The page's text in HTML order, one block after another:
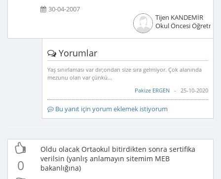
30-04-2007
Tijen KANDEMİR
Okul Öncesi
Yorumlar
Yaş sınırlaması var dır;ondan size sıra gelmiyor. Çok alanında
mezunu olan var çünkü...
Pakize ERGEN - 25-10-2020
Bu yanıt için yorum eklemek istiyorum
0
Oldu olacak Ortaokul bitirdikten sonra sertifika
verilsin (yanlış anlamayın sitemim MEB
bakanlığına)